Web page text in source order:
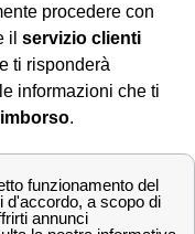
procedere con
il servizio clienti
ti risponderà
informazioni che ti
.
appositascriviciper
rimborso a